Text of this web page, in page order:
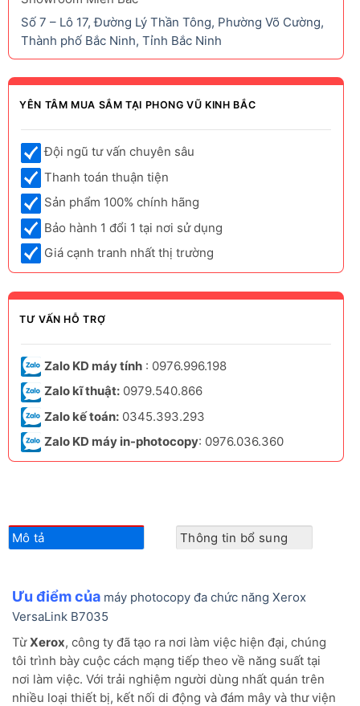
Số 7 – Lô 17, Đường Lý Thần Tông, Phường Võ Cường,
Thành phố Bắc Ninh, Tỉnh Bắc Ninh
YÊN TÂM MUA SẮM TẠI PHONG VŨ KINH BẮC
Đội ngũ tư vấn chuyên sâu
Thanh toán thuận tiện
Sản phẩm 100% chính hãng
Bảo hành 1 đổi 1 tại nơi sử dụng
Giá cạnh tranh nhất thị trường
TƯ VẤN HỖ TRỢ
Zalo KD máy tính : 0976.996.198
Zalo kĩ thuật: 0979.540.866
Zalo kế toán: 0345.393.293
Zalo KD máy in-photocopy: 0976.036.360
Mô tả Thông tin bổ sung
Ưu điểm của máy photocopy đa chức năng Xerox
VersaLink B7035
TừXerox, công ty đã tạo ra nơi làm việc hiện đại, chúng
tôi trình bày cuộc cách mạng tiếp theo về năng suất tại
nơi làm việc. Với trải nghiệm người dùng nhất quán trên
nhiều loại thiết bị, kết nối di động và đám mây và thư viện